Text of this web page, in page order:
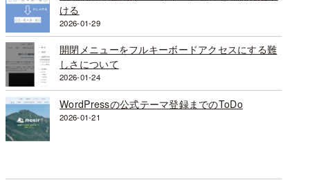
ける
2026-01-29
開閉メニューをフルキーボードアクセスにする難
しさについて
2026-01-24
WordPressの公式テーマ登録までのToDo
2026-01-21